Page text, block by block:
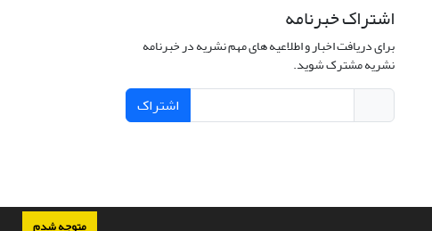
اشتراک خبرنامه
برای دریافت اخبار و اطلاعیه های مهم نشریه در خبرنامه
نشریه مشترک شوید.
اشتراک